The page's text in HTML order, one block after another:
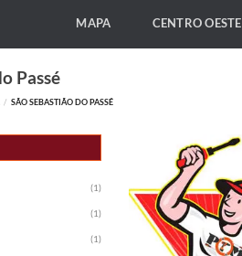
MAPA CENTRO OESTE
Passé
/ SÃO SEBASTIÃO DO PASSÉ
(1)
(1)
(1)